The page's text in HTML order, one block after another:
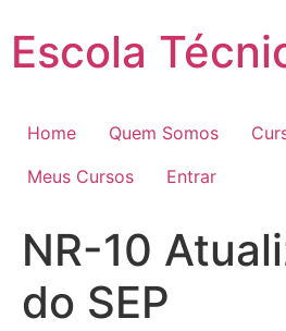
para
Escola
Home Quem Somos
Meus Cursos
Entrar
NR-10
do SEP